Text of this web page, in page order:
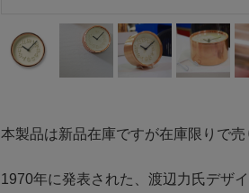
本製品は新品在庫ですが在庫限りで
1970年に発表された、渡辺力氏デザ